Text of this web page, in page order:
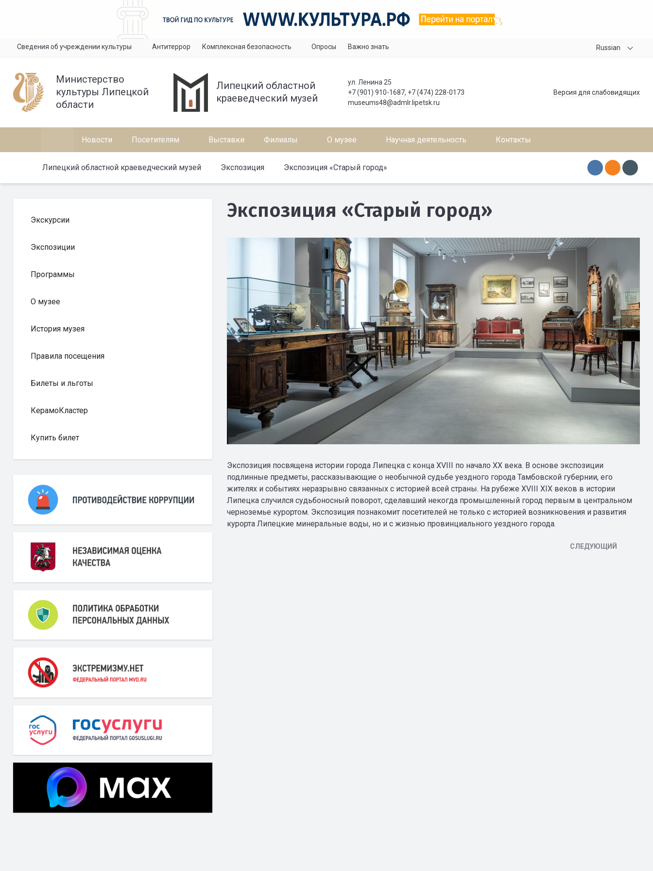
Сведения об учреждении культуры Антитеррор Комплексная безопасность Опросы Важно знать Russian
Министерство
культуры Липецкой
области
Липецкий областной
краеведческий музей
ул. Ленина 25
+7 (901) 910-1687, +7 (474) 228-0173
museums48@admlr.lipetsk.ru
Версия для слабовидящих
Новости Посетителям Выставки Филиалы О музее Научная деятельность Контакты
Липецкий областной краеведческий музей Экспозиция Экспозиция «Старый город»
Экскурсии
Экспозиции
Программы
О музее
История музея
Правила посещения
Билеты и льготы
КерамоКластер
Купить билет
Экспозиция «Старый город»
Экспозиция посвящена истории города Липецка с конца XVIII по начало XX века. В основе экспозиции
подлинные предметы, рассказывающие о необычной судьбе уездного города Тамбовской губернии, его
жителях и событиях неразрывно связанных с историей всей страны. На рубеже XVIII XIX веков в истории
Липецка случился судьбоносный поворот, сделавший некогда промышленный город первым в центральном
черноземье курортом. Экспозиция познакомит посетителей не только с историей возникновения и развития
курорта Липецкие минеральные воды, но и с жизнью провинциального уездного города.
СЛЕДУЮЩИЙ